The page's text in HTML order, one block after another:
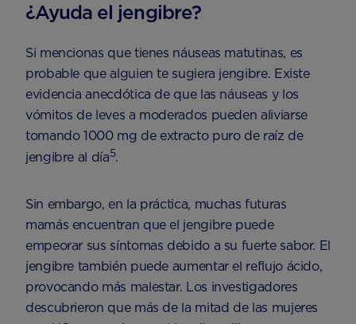
¿Ayuda el jengibre?
Si mencionas que tienes náuseas matutinas, es
probable que alguien te sugiera jengibre. Existe
evidencia anecdótica de que las náuseas y los
vómitos de leves a moderados pueden aliviarse
tomando 1000 mg de extracto puro de raíz de
jengibre al día5.
Sin embargo, en la práctica, muchas futuras
mamás encuentran que el jengibre puede
empeorar sus síntomas debido a su fuerte sabor. El
jengibre también puede aumentar el reflujo ácido,
provocando más malestar. Los investigadores
descubrieron que más de la mitad de las mujeres